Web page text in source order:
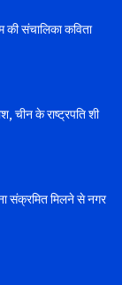
की संचालिका कविता
चीन के राष्ट्रपति शी
संक्रमित मिलने से नगर